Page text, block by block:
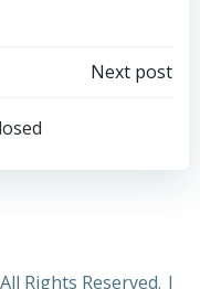
Next post
Rights Reserved. |